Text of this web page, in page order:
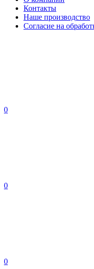
Контакты
Наше производство
Согласие на
0
0
0